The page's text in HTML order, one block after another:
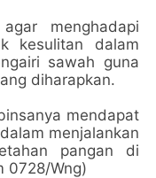
menghadapi
kesulitan dalam
sawah guna
diharapkan.
mendapat
menjalankan
pangan di
0728/Wng)